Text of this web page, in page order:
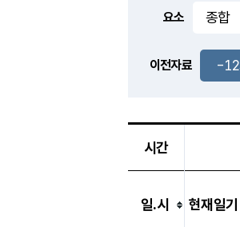
-
요소
이전자료 -12
시간
일.시 현재일